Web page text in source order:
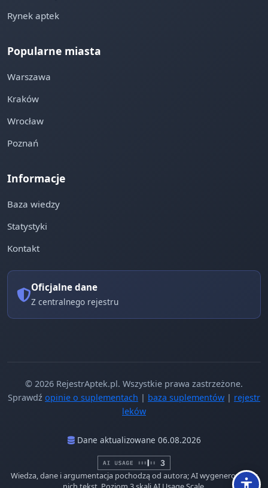
Rynek aptek
Popularne miasta
Warszawa
Kraków
Wrocław
Poznań
Informacje
Baza wiedzy
Statystyki
Kontakt
Oficjalne dane
Z centralnego rejestru
© 2026 RejestrAptek.pl. Wszystkie prawa zastrzeżone.
Sprawdź opinie o suplementach | baza suplementów | rejestr
leków
Dane aktualizowane 06.08.2026
Wiedza, dane i argumentacja pochodzą od autora; AI wygenerowało z